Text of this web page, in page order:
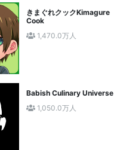
きまぐれクックKimagure
Cook
1,470.0万人
Babish Culinary Universe
1,050.0万人